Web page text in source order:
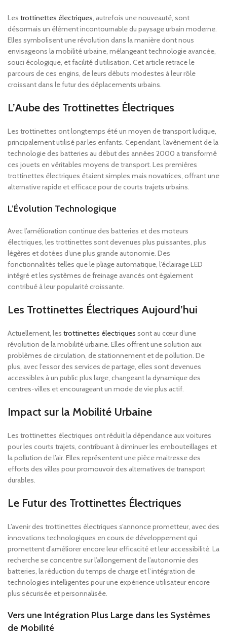
Les trottinettes électriques, autrefois une nouveauté, sont
désormais un élément incontournable du paysage urbain moderne.
Elles symbolisent une révolution dans la manière dont nous
envisageons la mobilité urbaine, mélangeant technologie avancée,
souci écologique, et facilité d’utilisation. Cet article retrace le
parcours de ces engins, de leurs débuts modestes à leur rôle
croissant dans le futur des déplacements urbains.
L’Aube des Trottinettes Électriques
Les trottinettes ont longtemps été un moyen de transport ludique,
principalement utilisé par les enfants. Cependant, l’avènement de la
technologie des batteries au début des années 2000 a transformé
ces jouets en véritables moyens de transport. Les premières
trottinettes électriques étaient simples mais novatrices, offrant une
alternative rapide et efficace pour de courts trajets urbains.
L’Évolution Technologique
Avec l’amélioration continue des batteries et des moteurs
électriques, les trottinettes sont devenues plus puissantes, plus
légères et dotées d’une plus grande autonomie. Des
fonctionnalités telles que le pliage automatique, l’éclairage LED
intégré et les systèmes de freinage avancés ont également
contribué à leur popularité croissante.
Les Trottinettes Électriques Aujourd’hui
Actuellement, les trottinettes électriques sont au cœur d’une
révolution de la mobilité urbaine. Elles offrent une solution aux
problèmes de circulation, de stationnement et de pollution. De
plus, avec l’essor des services de partage, elles sont devenues
accessibles à un public plus large, changeant la dynamique des
centres-villes et encourageant un mode de vie plus actif.
Impact sur la Mobilité Urbaine
Les trottinettes électriques ont réduit la dépendance aux voitures
pour les courts trajets, contribuant à diminuer les embouteillages et
la pollution de l’air. Elles représentent une pièce maitresse des
efforts des villes pour promouvoir des alternatives de transport
durables.
Le Futur des Trottinettes Électriques
L’avenir des trottinettes électriques s’annonce prometteur, avec des
innovations technologiques en cours de développement qui
promettent d’améliorer encore leur efficacité et leur accessibilité. La
recherche se concentre sur l’allongement de l’autonomie des
batteries, la réduction du temps de charge et l’intégration de
technologies intelligentes pour une expérience utilisateur encore
plus sécurisée et personnalisée.
Vers une Intégration Plus Large dans les Systèmes
de Mobilité